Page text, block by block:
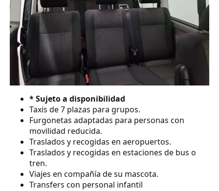
* Sujeto a disponibilidad
Taxis de 7 plazas para grupos.
Furgonetas adaptadas para personas con
movilidad reducida.
Traslados y recogidas en aeropuertos.
Traslados y recogidas en estaciones de bus o
tren.
Viajes en compañía de su mascota.
Transfers con personal infantil